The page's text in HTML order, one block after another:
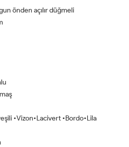
önden açılır düğmeli
•Vizon•Lacivert •Bordo•Lila